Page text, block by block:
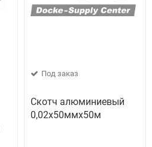
Под заказ
Скотч алюминиевый
0,02х50ммх50м